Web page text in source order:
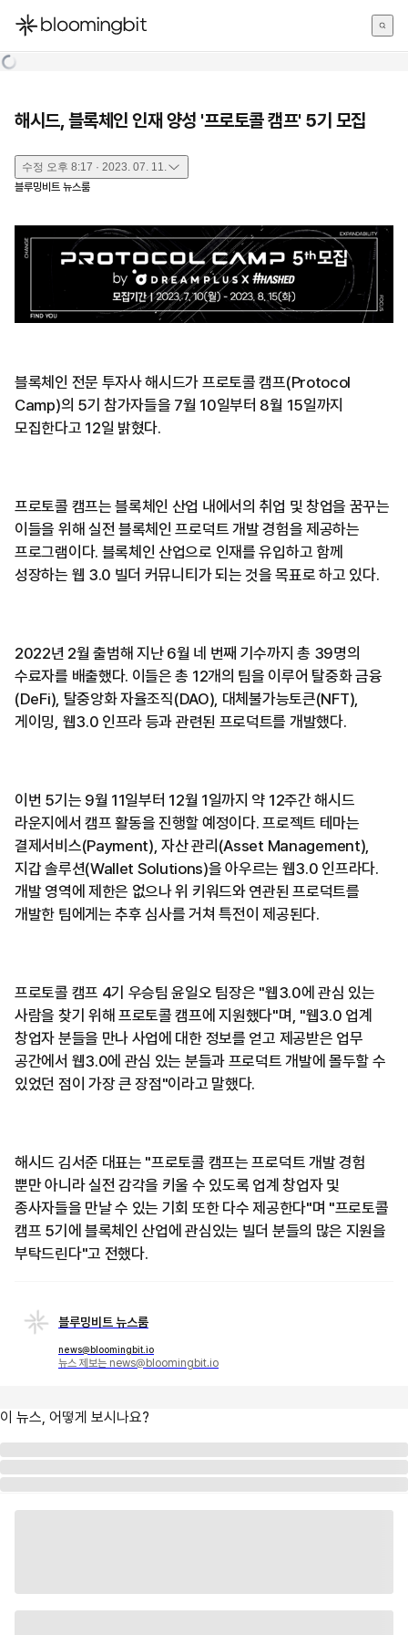
한국어
해시드, 블록체인 인재 양성 '프로토콜 캠프' 5기 모집
수정 오후 8:17 · 2023. 07. 11.
블루밍비트 뉴스룸
블록체인 전문 투자사 해시드가 프로토콜 캠프(Protocol
Camp)의 5기 참가자들을 7월 10일부터 8월 15일까지
모집한다고 12일 밝혔다.
프로토콜 캠프는 블록체인 산업 내에서의 취업 및 창업을 꿈꾸는
이들을 위해 실전 블록체인 프로덕트 개발 경험을 제공하는
프로그램이다. 블록체인 산업으로 인재를 유입하고 함께
성장하는 웹 3.0 빌더 커뮤니티가 되는 것을 목표로 하고 있다.
2022년 2월 출범해 지난 6월 네 번째 기수까지 총 39명의
수료자를 배출했다. 이들은 총 12개의 팀을 이루어 탈중화 금융
(DeFi), 탈중앙화 자율조직(DAO), 대체불가능토큰(NFT),
게이밍, 웹3.0 인프라 등과 관련된 프로덕트를 개발했다.
이번 5기는 9월 11일부터 12월 1일까지 약 12주간 해시드
라운지에서 캠프 활동을 진행할 예정이다. 프로젝트 테마는
결제서비스(Payment), 자산 관리(Asset Management),
지갑 솔루션(Wallet Solutions)을 아우르는 웹3.0 인프라다.
개발 영역에 제한은 없으나 위 키워드와 연관된 프로덕트를
개발한 팀에게는 추후 심사를 거쳐 특전이 제공된다.
프로토콜 캠프 4기 우승팀 윤일오 팀장은 "웹3.0에 관심 있는
사람을 찾기 위해 프로토콜 캠프에 지원했다"며, "웹3.0 업계
창업자 분들을 만나 사업에 대한 정보를 얻고 제공받은 업무
공간에서 웹3.0에 관심 있는 분들과 프로덕트 개발에 몰두할 수
있었던 점이 가장 큰 장점"이라고 말했다.
해시드 김서준 대표는 "프로토콜 캠프는 프로덕트 개발 경험
뿐만 아니라 실전 감각을 키울 수 있도록 업계 창업자 및
종사자들을 만날 수 있는 기회 또한 다수 제공한다"며 "프로토콜
캠프 5기에 블록체인 산업에 관심있는 빌더 분들의 많은 지원을
부탁드린다"고 전했다.
블루밍비트 뉴스룸
news@bloomingbit.io
뉴스 제보는 news@bloomingbit.io
이 뉴스, 어떻게 보시나요?